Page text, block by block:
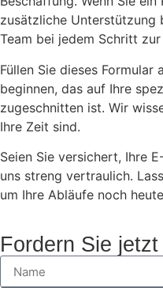
zusätzliche Unterstützung
Team bei jedem Schritt zur
Füllen Sie dieses Formular
beginnen, das auf Ihre
zugeschnitten ist. Wir
Ihre Zeit sind.
Seien Sie versichert, Ihre
uns streng vertraulich.
um Ihre Abläufe noch
Fordern Sie